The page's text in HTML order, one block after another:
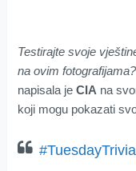
Testirajte svoje
na ovim
napisala je CIA na
koji mogu pokazati
#TuesdayTrivia